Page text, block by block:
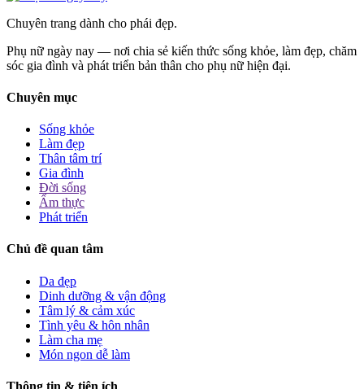
Chuyên trang dành cho phái đẹp.
Phụ nữ ngày nay — nơi chia sẻ kiến thức sống khỏe, làm đẹp, chăm
sóc gia đình và phát triển bản thân cho phụ nữ hiện đại.
Chuyên mục
Sống khỏe
Làm đẹp
Thân tâm trí
Gia đình
Đời sống
Ẩm thực
Phát triển
Chủ đề quan tâm
Da đẹp
Dinh dưỡng & vận động
Tâm lý & cảm xúc
Tình yêu & hôn nhân
Làm cha mẹ
Món ngon dễ làm
Thông tin & tiện ích